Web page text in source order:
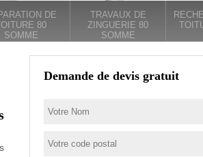
DE
80
SOMME
TRAVAUX DE
ZINGUERIE 80
SOMME
Demande de devis gratuit